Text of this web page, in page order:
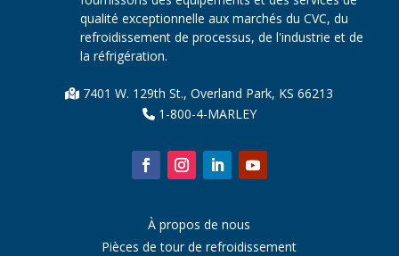
qualité exceptionnelle aux marchés du CVC, du
refroidissement de processus, de l'industrie et de
la réfrigération.
7401 W. 129th St., Overland Park, KS 66213
1-800-4-MARLEY
À propos de nous
Pièces de tour de refroidissement